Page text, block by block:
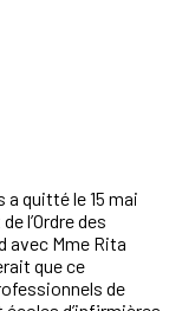
a quitté le 15 mai
l’Ordre des
avec Mme Rita
que ce
de